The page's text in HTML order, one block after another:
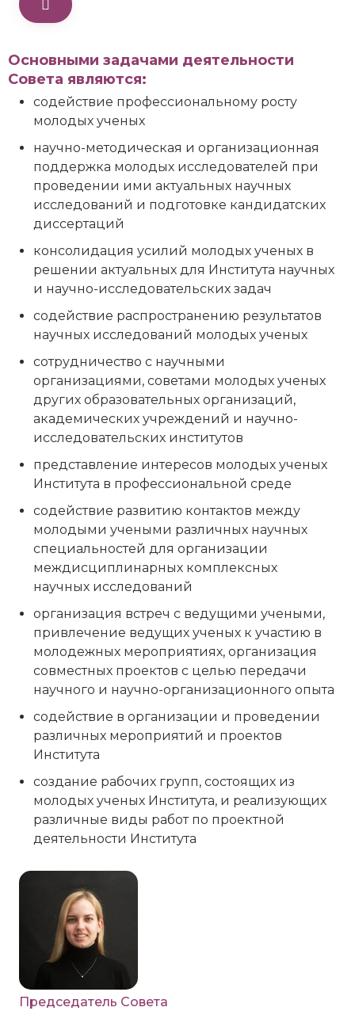
Основными задачами деятельности
Совета являются:
содействие профессиональному росту
молодых ученых
научно-методическая и организационная
поддержка молодых исследователей при
проведении ими актуальных научных
исследований и подготовке кандидатских
диссертаций
консолидация усилий молодых ученых в
решении актуальных для Института научных
и научно-исследовательских задач
содействие распространению результатов
научных исследований молодых ученых
сотрудничество с научными
организациями, советами молодых ученых
других образовательных организаций,
академических учреждений и научно-
исследовательских институтов
представление интересов молодых ученых
Института в профессиональной среде
содействие развитию контактов между
молодыми учеными различных научных
специальностей для организации
междисциплинарных комплексных
научных исследований
организация встреч с ведущими учеными,
привлечение ведущих ученых к участию в
молодежных мероприятиях, организация
совместных проектов с целью передачи
научного и научно-организационного опыта
содействие в организации и проведении
различных мероприятий и проектов
Института
создание рабочих групп, состоящих из
молодых ученых Института, и реализующих
различные виды работ по проектной
деятельности Института
Председатель Совета